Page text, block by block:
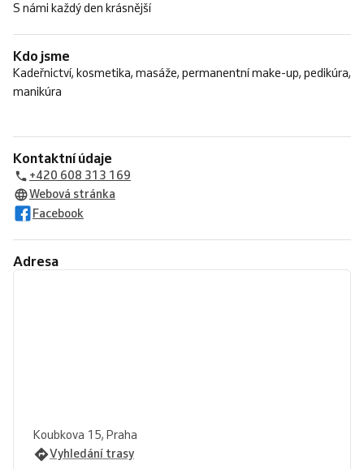
S námi každý den krásnější
Kdo jsme
Kadeřnictví, kosmetika, masáže, permanentní make-up, pedikúra,
manikúra
Kontaktní údaje
+420 608 313 169
Webová stránka
Facebook
Adresa
Koubkova 15, Praha
Vyhledání trasy